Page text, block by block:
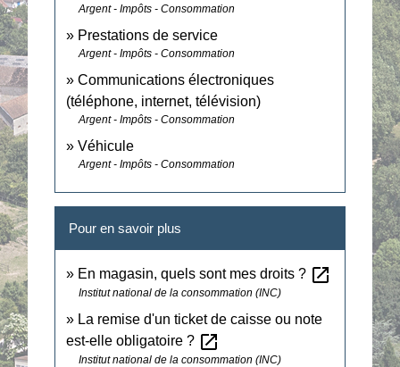
Argent - Impôts - Consommation
Prestations de service
Argent - Impôts - Consommation
Communications électroniques
(téléphone, internet, télévision)
Argent - Impôts - Consommation
Véhicule
Argent - Impôts - Consommation
Pour en savoir plus
En magasin, quels sont mes droits ? open_in_new
Institut national de la consommation (INC)
La remise d'un ticket de caisse ou note
est-elle obligatoire ? open_in_new
Institut national de la consommation (INC)